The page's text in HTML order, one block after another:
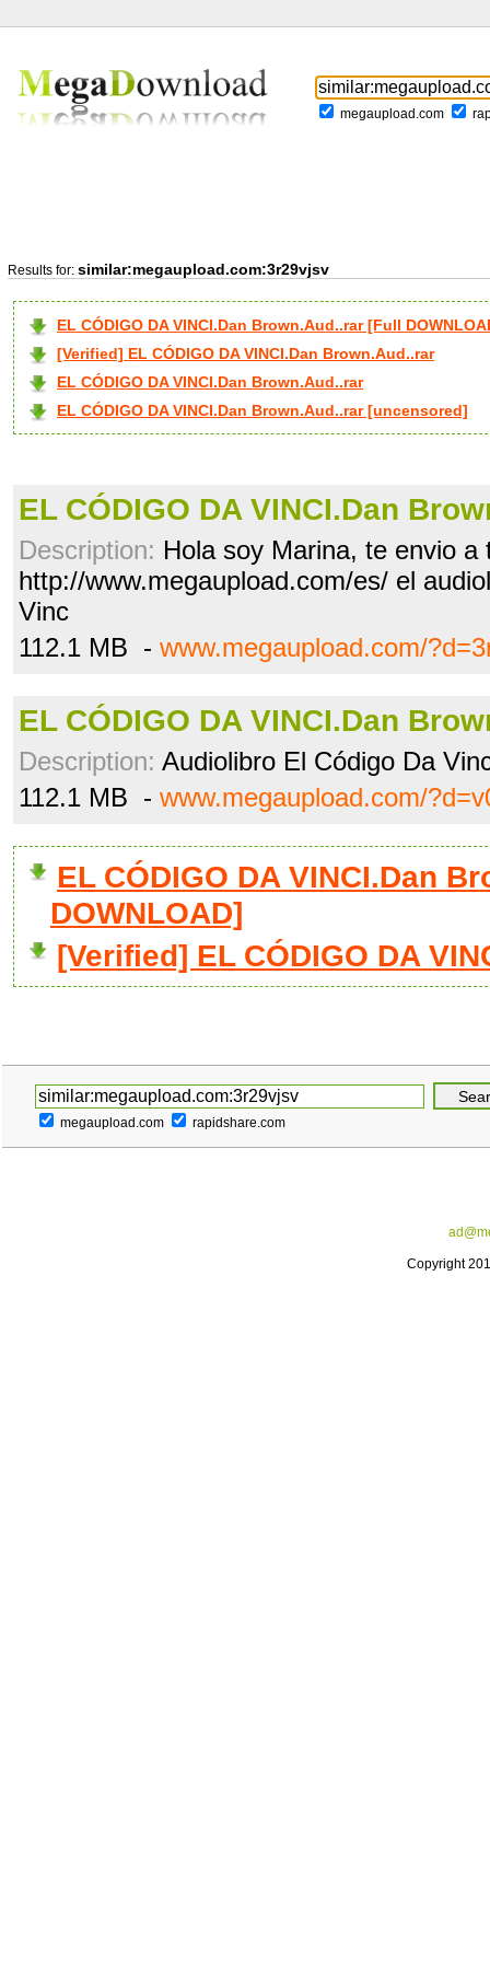
megaupload.com
Results for: similar:megaupload.com:3r29vjsv
EL CÓDIGO DA VINCI.Dan Brown.Aud..rar [Full
[Verified] EL CÓDIGO DA VINCI.Dan Brown.Aud..rar
EL CÓDIGO DA VINCI.Dan Brown.Aud..rar
EL CÓDIGO DA VINCI.Dan Brown.Aud..rar [uncensored]
EL CÓDIGO DA VINCI.Dan
Description: Hola soy Marina, te envio a
http://www.megaupload.com/es/ el
Vinc
112.1 MB - www.megaupload.com/
EL CÓDIGO DA VINCI.Dan
Description: Audiolibro El Código Da
112.1 MB - www.megaupload.com/
EL CÓDIGO DA VINCI.Dan
DOWNLOAD]
[Verified] EL CÓDIGO DA
megaupload.com rapidshare.com
Copyright